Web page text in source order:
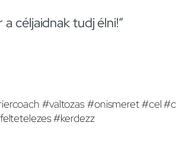
céljaidnak tudj élni!”
#valtozas #onismeret #cel
#kerdezz